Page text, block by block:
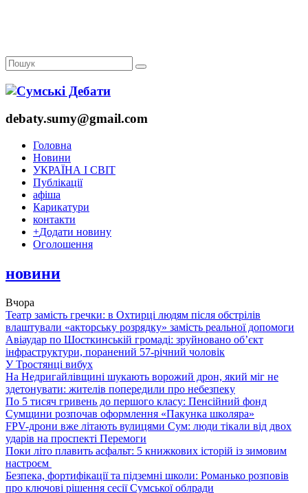
debaty.sumy@gmail.com
Головна
Новини
УКРАЇНА І СВІТ
Публікації
афіша
Карикатури
контакти
+Додати новину
Оголошення
новини
Вчора
Театр замість гречки: в Охтирці людям після обстрілів
влаштували «акторську розрядку» замість реальної допомоги
Авіаудар по Шосткинській громаді: зруйновано об’єкт
інфраструктури, поранений 57-річний чоловік
У Тростянці вибух
На Недригайлівщині шукають ворожий дрон, який міг не
здетонувати: жителів попередили про небезпеку
По 5 тисяч гривень до першого класу: Пенсійний фонд
Сумщини розпочав оформлення «Пакунка школяра»
FPV-дрони вже літають вулицями Сум: люди тікали від двох
ударів на проспекті Перемоги
Поки літо плавить асфальт: 5 книжкових історій із зимовим
настроєм
Безпека, фортифікації та підземні школи: Романько розповів
про ключові рішення сесії Сумської облради